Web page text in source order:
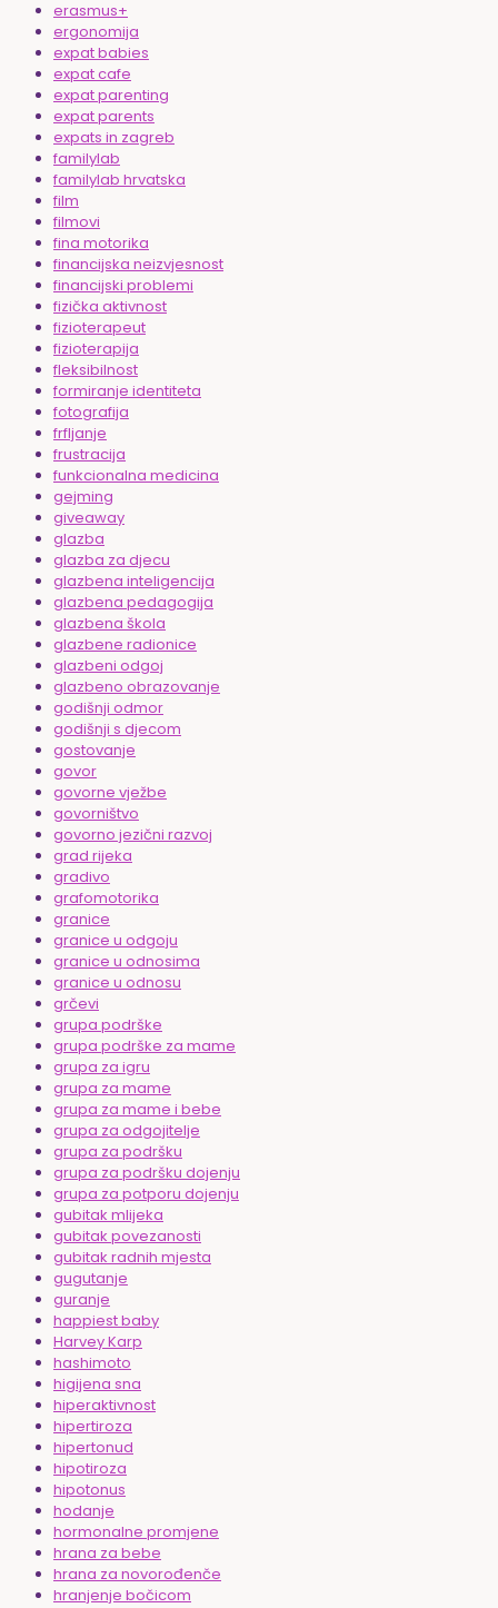
erasmus+
ergonomija
expat babies
expat cafe
expat parenting
expat parents
expats in zagreb
familylab
familylab hrvatska
film
filmovi
fina motorika
financijska neizvjesnost
financijski problemi
fizička aktivnost
fizioterapeut
fizioterapija
fleksibilnost
formiranje identiteta
fotografija
frfljanje
frustracija
funkcionalna medicina
gejming
giveaway
glazba
glazba za djecu
glazbena inteligencija
glazbena pedagogija
glazbena škola
glazbene radionice
glazbeni odgoj
glazbeno obrazovanje
godišnji odmor
godišnji s djecom
gostovanje
govor
govorne vježbe
govorništvo
govorno jezični razvoj
grad rijeka
gradivo
grafomotorika
granice
granice u odgoju
granice u odnosima
granice u odnosu
grčevi
grupa podrške
grupa podrške za mame
grupa za igru
grupa za mame
grupa za mame i bebe
grupa za odgojitelje
grupa za podršku
grupa za podršku dojenju
grupa za potporu dojenju
gubitak mlijeka
gubitak povezanosti
gubitak radnih mjesta
gugutanje
guranje
happiest baby
Harvey Karp
hashimoto
higijena sna
hiperaktivnost
hipertiroza
hipertonud
hipotiroza
hipotonus
hodanje
hormonalne promjene
hrana za bebe
hrana za novorođenče
hranjenje bočicom